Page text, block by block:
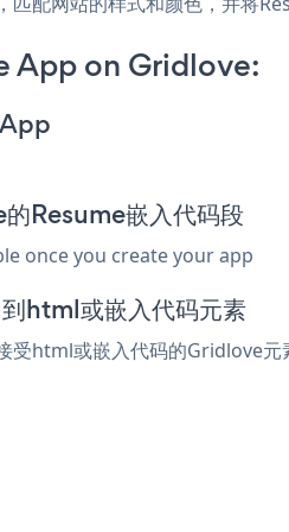
App on Gridlove:
Resume嵌入代码段
once you create your app
html或嵌入代码元素
受html或嵌入代码的Gridlove元